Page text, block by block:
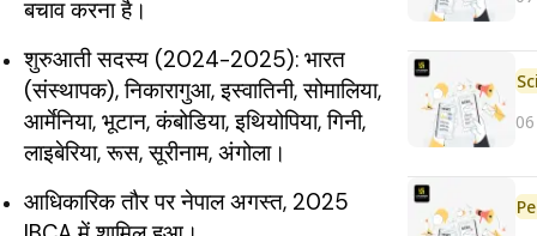
बचाव करना है।
शुरुआती सदस्य (2024-2025): भारत
(संस्थापक), निकारागुआ, इस्वातिनी, सोमालिया,
आर्मेनिया, भूटान, कंबोडिया, इथियोपिया, गिनी,
लाइबेरिया, रूस, सूरीनाम, अंगोला।
आधिकारिक तौर पर नेपाल अगस्त, 2025